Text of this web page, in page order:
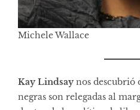
Michele Wallace
Kay Lindsaynos descubrió
negras son relegadas al